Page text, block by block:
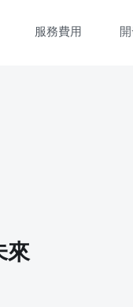
服務費用
來